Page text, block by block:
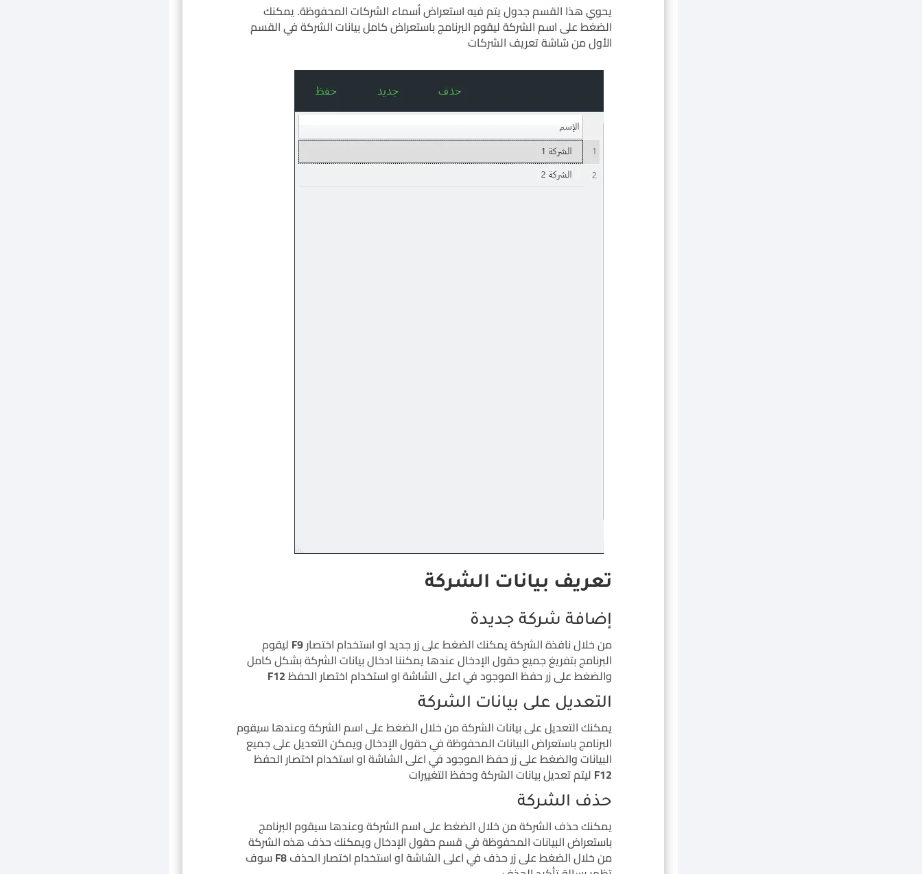
يحوي هذا القسم جدول يتم فيه استعراض أسماء الشركات المحفوظة. يمكنك
الضغط على اسم الشركة ليقوم البرنامج باستعراض كامل بيانات الشركة في القسم
الأول من شاشة تعريف الشركات
تعريف بيانات الشركة
إضافة شركة جديدة
من خلال نافذة الشركة يمكنك الضغط على زر جديد او استخدام اختصارF9 ليقوم
البرنامج بتفريغ جميع حقول الإدخال عندها يمكننا ادخال بيانات الشركة بشكل كامل
والضغط على زر حفظ الموجود في اعلى الشاشة او استخدام اختصار الحفظF12
التعديل على بيانات الشركة
يمكنك التعديل على بيانات الشركة من خلال الضغط على اسم الشركة وعندها سيقوم
البرنامج باستعراض البيانات المحفوظة في حقول الإدخال ويمكن التعديل على جميع
البيانات والضغط على زر حفظ الموجود في اعلى الشاشة او استخدام اختصار الحفظ
F12 ليتم تعديل بيانات الشركة وحفظ التغييرات
حذف الشركة
يمكنك حذف الشركة من خلال الضغط على اسم الشركة وعندها سيقوم البرنامج
باستعراض البيانات المحفوظة في قسم حقول الإدخال ويمكنك حذف هذه الشركة
من خلال الضغط على زر حذف في اعلى الشاشة او استخدام اختصار الحذفF8سوف